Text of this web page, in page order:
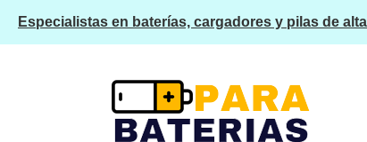
Especialistas en baterías, cargadores y pilas de